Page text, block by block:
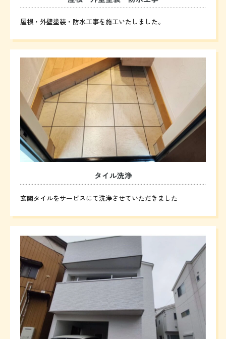
屋根・外壁塗装・防水工事を施工いたしました。
タイル洗浄
玄関タイルをサービスにて洗浄させていただきました